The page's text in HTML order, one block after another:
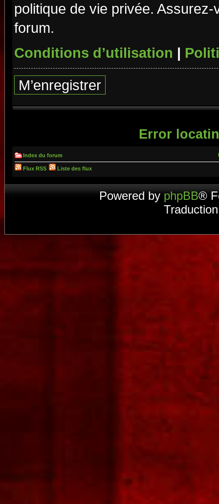
politique de vie privée.
forum.
Conditions d’utilisation |
M’enregistrer
Error
Index du forum
Flux RSS Liste des flux
Powered by phpBB®